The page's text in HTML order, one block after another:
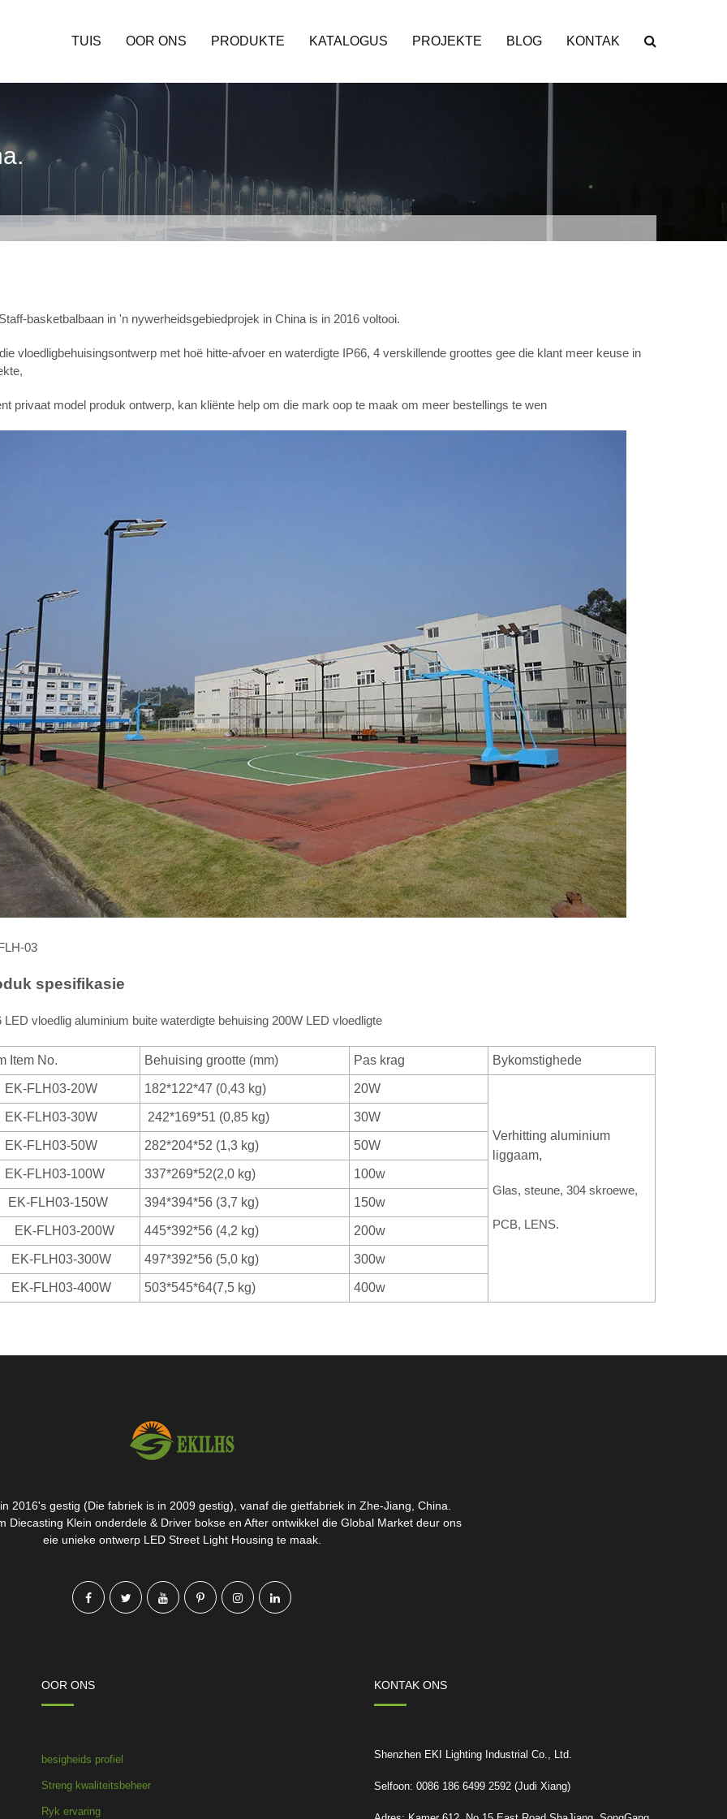
TUIS OOR ONS PRODUKTE KATALOGUS PROJEKTE BLOG KONTAK
basketbalbaan in 'n nywerheidsgebiedprojek in China is in 2016 voltooi.
vloedligbehuisingsontwerp met hoë hitte-afvoer en waterdigte IP66, 4 verskillende groottes gee die klant meer keuse in
privaat model produk ontwerp, kan kliënte help om die mark oop te maak om meer bestellings te wen
03
spesifikasie
LED vloedlig aluminium buite waterdigte behuising 200W LED vloedligte
Item No. Behuising grootte (mm) Pas krag Bykomstighede
FLH03-20W 182*122*47 (0,43 kg) 20W
Verhitting aluminium
liggaam,
Glas, steune, 304 skroewe,
PCB, LENS.
FLH03-30W 242*169*51 (0,85 kg) 30W
FLH03-50W 282*204*52 (1,3 kg) 50W
FLH03-100W 337*269*52(2,0 kg) 100w
FLH03-150W 394*394*56 (3,7 kg) 150w
FLH03-200W 445*392*56 (4,2 kg) 200w
FLH03-300W 497*392*56 (5,0 kg) 300w
FLH03-400W 503*545*64(7,5 kg) 400w
2016's gestig (Die fabriek is in 2009 gestig), vanaf die gietfabriek in Zhe-Jiang, China.
Diecasting Klein onderdele & Driver bokse en After ontwikkel die Global Market deur ons
eie unieke ontwerp LED Street Light Housing te maak.
OOR ONS
besigheids profiel
Streng kwaliteitsbeheer
Ryk ervaring
KONTAK ONS
Shenzhen EKI Lighting Industrial Co., Ltd.
Selfoon: 0086 186 6499 2592 (Judi Xiang)